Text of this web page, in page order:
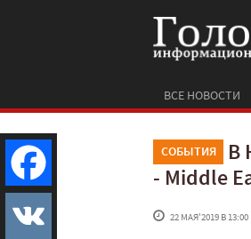
ВСЕ НОВОСТИ
СОБЫТИЯ
В
- Middle
22 МАЯ'2019 В 13:00
Facebook